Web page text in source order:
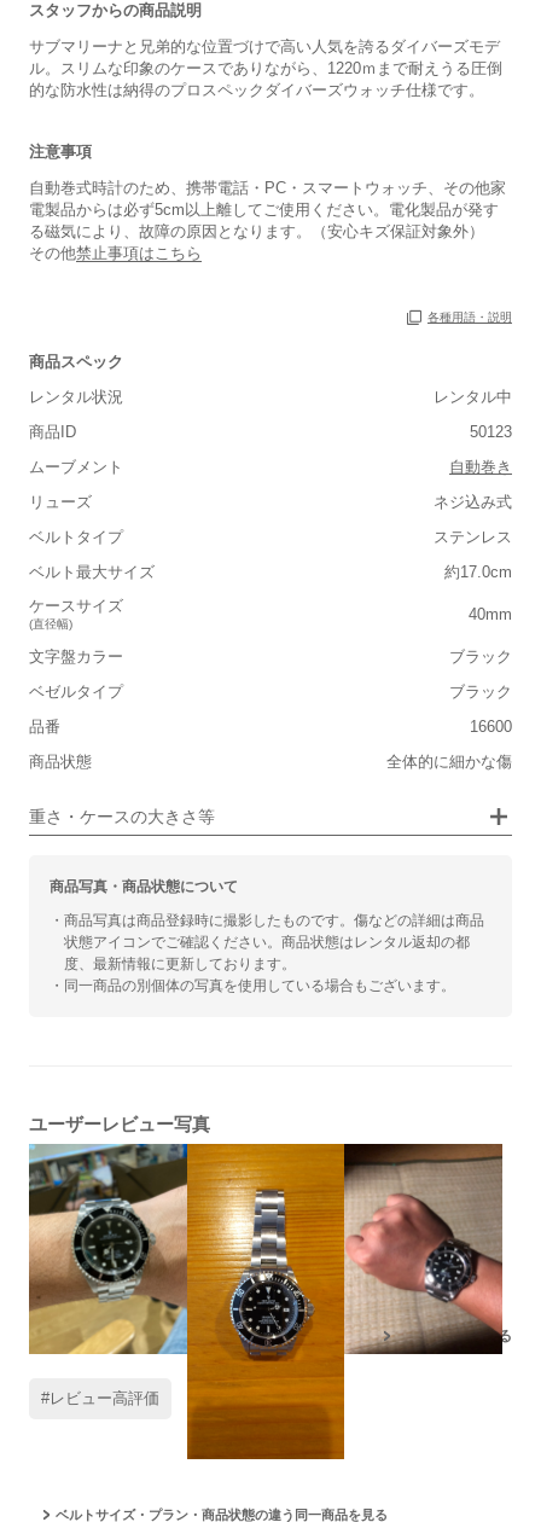
スタッフからの商品説明
サブマリーナと兄弟的な位置づけで高い人気を誇るダイバーズモデ
ル。スリムな印象のケースでありながら、1220ｍまで耐えうる圧倒
的な防水性は納得のプロスペックダイバーズウォッチ仕様です。
注意事項
自動巻式時計のため、携帯電話・PC・スマートウォッチ、その他家
電製品からは必ず5cm以上離してご使用ください。電化製品が発す
る磁気により、故障の原因となります。（安心キズ保証対象外）
その他禁止事項はこちら
各種用語・説明
商品スペック
レンタル状況
レンタル中
商品ID
50123
ムーブメント
自動巻き
リューズ
ネジ込み式
ベルトタイプ
ステンレス
ベルト最大サイズ
約17.0cm
ケースサイズ
(直径幅)
40mm
文字盤カラー
ブラック
ベゼルタイプ
ブラック
品番
16600
商品状態
全体的に細かな傷
重さ・ケースの大きさ等
■重さ(ベルト込み)
■ケースの大きさ
小さい 大きい
■装飾感
■向いているシチュエーション
カジュアル ビジネス
商品写真・商品状態について
・商品写真は商品登録時に撮影したものです。傷などの詳細は商品
状態アイコンでご確認ください。商品状態はレンタル返却の都
度、最新情報に更新しております。
・同一商品の別個体の写真を使用している場合もございます。
ユーザーレビュー写真
残りの写真もみる
#レビュー高評価 #夏に着けたい
ベルトサイズ・プラン・商品状態の違う同一商品を見る